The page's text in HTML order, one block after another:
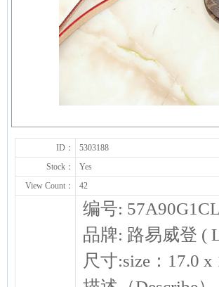
ID： 5303188
Stock：
Yes
View Count：
42
编号:
品牌: 路易威登 (
尺寸:size：17.0